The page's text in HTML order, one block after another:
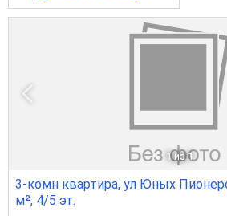
1 из 1
3-комн квартира, ул Юных
м², 4/5 эт.